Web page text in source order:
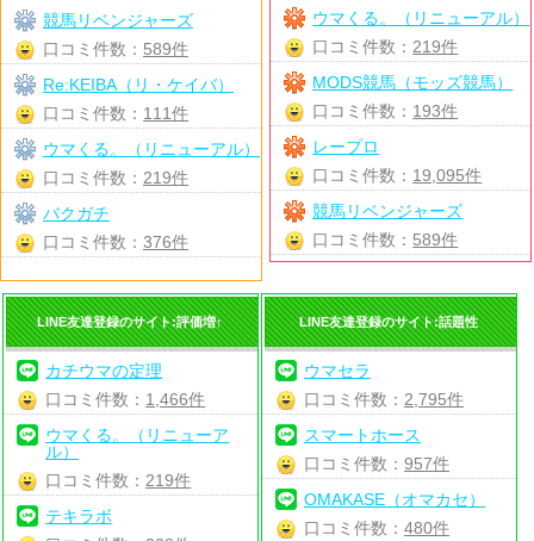
ウマくる。（リニューアル）
口コミ件数： 219件
MODS競馬（モッズ競馬）
口コミ件数： 193件
レープロ
口コミ件数： 19,095件
競馬リベンジャーズ
口コミ件数： 589件
競馬リベンジャーズ
口コミ件数： 589件
Re:KEIBA（リ・ケイバ）
口コミ件数： 111件
ウマくる。（リニューアル）
口コミ件数： 219件
バクガチ
口コミ件数： 376件
LINE友達登録のサイト:評価増↑
カチウマの定理
口コミ件数： 1,466件
ウマくる。（リニューア
ル）
口コミ件数： 219件
テキラボ
LINE友達登録のサイト:話題性
ウマセラ
口コミ件数： 2,795件
スマートホース
口コミ件数： 957件
OMAKASE（オマカセ）
口コミ件数： 480件